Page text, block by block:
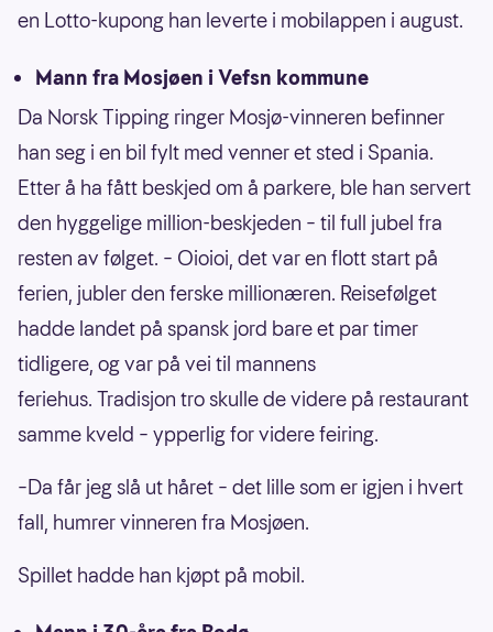
en Lotto-kupong han leverte i mobilappen i august.
Mann fra Mosjøen i Vefsn kommune
Da Norsk Tipping ringer Mosjø-vinneren befinner
han seg i en bil fylt med venner et sted i Spania.
Etter å ha fått beskjed om å parkere, ble han servert
den hyggelige million-beskjeden – til full jubel fra
resten av følget. – Oioioi, det var en flott start på
ferien, jubler den ferske millionæren. Reisefølget
hadde landet på spansk jord bare et par timer
tidligere, og var på vei til mannens
feriehus. Tradisjon tro skulle de videre på restaurant
samme kveld – ypperlig for videre feiring.
–Da får jeg slå ut håret – det lille som er igjen i hvert
fall, humrer vinneren fra Mosjøen.
Spillet hadde han kjøpt på mobil.